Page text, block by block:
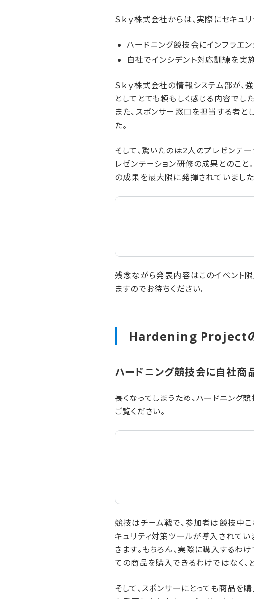
Ｓｋｙ株式会社からは、実際にセキュ
ハードニング競技会にインフラエ
自社でインシデント対応訓練を実
Ｓｋｙ株式会社の情報システム部が、
としてとても頼もしく感じる内容でした
また、スポンサー窓口を担当する者
た。
そして、驚いたのは2人のプレゼンテ
レゼンテーション研修の成果とのこと
の成果を最大限に発揮されていました
残念ながら発表内容はこのイベント
ますのでお待ちください。
Hardening Project
ハードニング競技会に​自社商
長くなってしまうため、ハードニン
ご覧ください。
競技はチーム戦で、参加者は競技中こ
キュリティ対策ツールが導入されて
きます。もちろん、実際に購入するわ
ての商品を購入できるわけではなく、
そして、スポンサーにとっても商品